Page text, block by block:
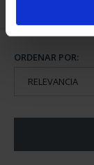
ORDENAR POR: